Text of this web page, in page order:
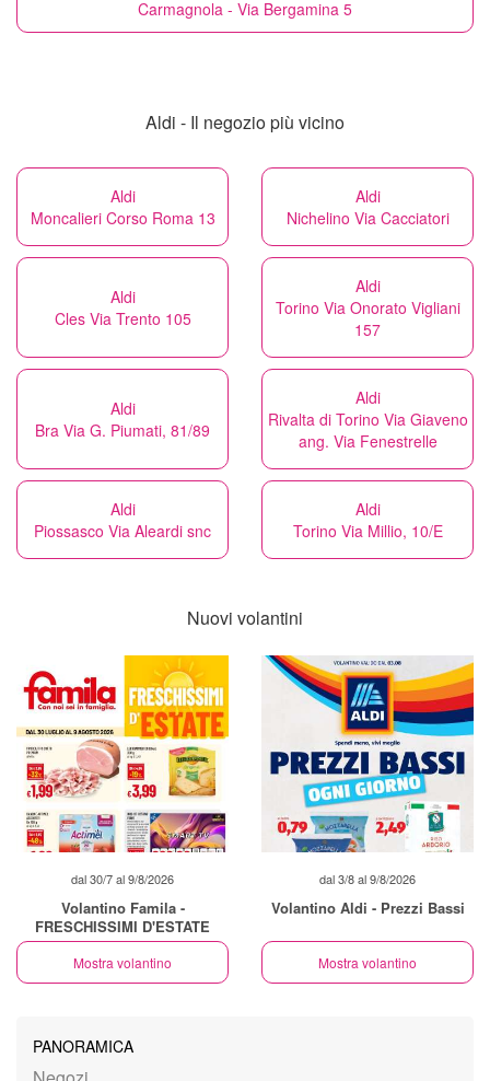
Carmagnola - Via Bergamina 5
Aldi - Il negozio più vicino
Aldi
Moncalieri Corso Roma 13
Aldi
Nichelino Via Cacciatori
Aldi
Cles Via Trento 105
Aldi
Torino Via Onorato Vigliani
157
Aldi
Bra Via G. Piumati, 81/89
Aldi
Rivalta di Torino Via Giaveno
ang. Via Fenestrelle
Aldi
Piossasco Via Aleardi snc
Aldi
Torino Via Millio, 10/E
Nuovi volantini
dal 30/7 al 9/8/2026
Volantino Famila -
FRESCHISSIMI D'ESTATE
Mostra volantino
dal 3/8 al 9/8/2026
Volantino Aldi - Prezzi Bassi
Mostra volantino
PANORAMICA